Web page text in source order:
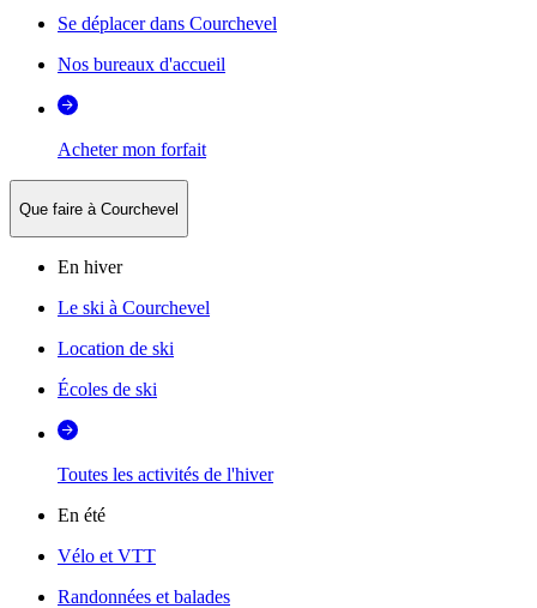
Se déplacer dans Courchevel
Nos bureaux d'accueil
Acheter mon forfait
Que faire à Courchevel
En hiver
Le ski à Courchevel
Location de ski
Écoles de ski
Toutes les activités de l'hiver
En été
Vélo et VTT
Randonnées et balades